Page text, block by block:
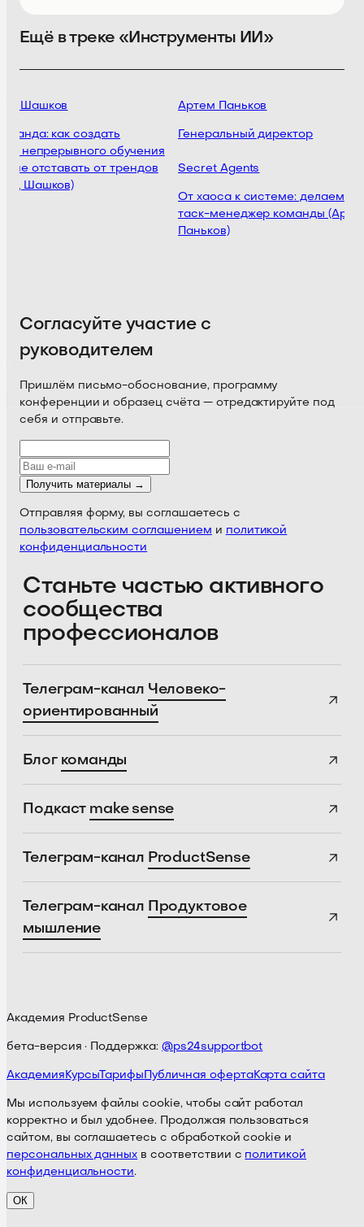
Ещё в треке «Инструменты ИИ»
Шашков
как создать
непрерывного обучения
не отставать от трендов
Шашков)
Артем Паньков
Генеральный директор
Secret Agents
От хаоса к системе: делаем
таск-менеджер команды (Артем
Паньков)
Согласуйте участие с
руководителем
Пришлём письмо-обоснование, программу
конференции и образец счёта — отредактируйте под
себя и отправьте.
Получить материалы →
Отправляя форму, вы соглашаетесь с
пользовательским соглашением и политикой
конфиденциальности
Станьте частью активного
сообщества
профессионалов
Телеграм-канал Человеко-
ориентированный
Блог команды
Подкаст make sense
Телеграм-канал ProductSense
Телеграм-канал Продуктовое
мышление
Академия ProductSense
бета-версия · Поддержка: @ps24supportbot
Академия КурсыТарифы Публичная офертаКарта сайта
Мы используем файлы cookie, чтобы сайт работал
корректно и был удобнее. Продолжая пользоваться
сайтом, вы соглашаетесь с обработкой cookie и
персональных данных в соответствии с политикой
конфиденциальности.
ОК